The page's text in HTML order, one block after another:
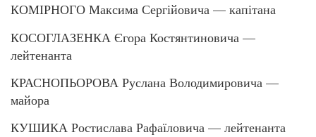
КОМІРНОГО Максима Сергійовича — капітана
КОСОГЛАЗЕНКА Єгора Костянтиновича —
лейтенанта
КРАСНОПЬОРОВА Руслана Володимировича —
майора
КУШИКА Ростислава Рафаїловича — лейтенанта